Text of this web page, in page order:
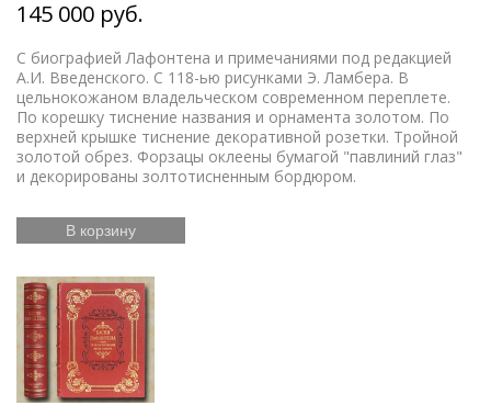
145 000 руб.
С биографией Лафонтена и примечаниями под редакцией
А.И. Введенского. С 118-ью рисунками Э. Ламбера. В
цельнокожаном владельческом современном переплете.
По корешку тиснение названия и орнамента золотом. По
верхней крышке тиснение декоративной розетки. Тройной
золотой обрез. Форзацы оклеены бумагой "павлиний глаз"
и декорированы золтотисненным бордюром.
В корзину